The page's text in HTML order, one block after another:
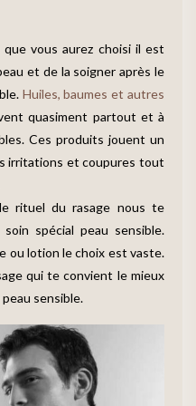
vous aurez choisi il est
et de la soigner après le
Huiles, baumes et autres
quasiment partout et à
Ces produits jouent un
irritations et coupures tout
rituel du rasage nous te
soin spécial peau sensible.
ou lotion le choix est vaste.
qui te convient le mieux
sensible.